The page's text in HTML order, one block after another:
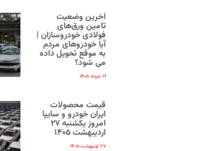
آخرین وضعیت
تامین ورق‌های
فولادی خودروسازان |
آیا خودروهای مردم
به موقع تحویل داده
می شود؟
۱۹ خرداد ۱۴۰۵
قیمت محصولات
ایران‌ خودرو و سایپا
امروز یکشنبه ۲۷
اردیبهشت ۱۴۰۵
۲۷ اردیبهشت ۱۴۰۵